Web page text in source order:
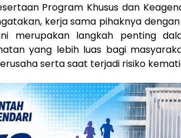
Program Khusus dan
kerja sama pihaknya
merupakan langkah penting
yang lebih luas bagi
serta saat terjadi risiko